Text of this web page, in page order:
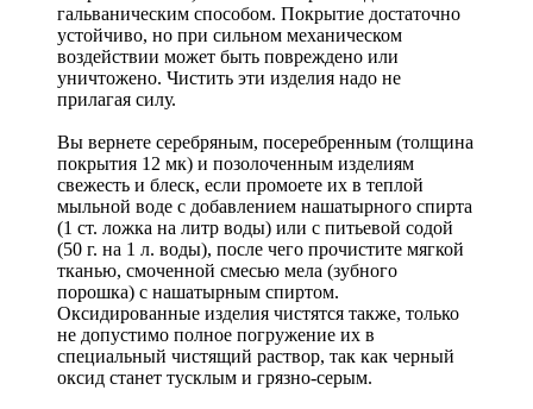
гальваническим способом. Покрытие достаточно
устойчиво, но при сильном механическом
воздействии может быть повреждено или
уничтожено. Чистить эти изделия надо не
прилагая силу.
Вы вернете серебряным, посеребренным (толщина
покрытия 12 мк) и позолоченным изделиям
свежесть и блеск, если промоете их в теплой
мыльной воде с добавлением нашатырного спирта
(1 ст. ложка на литр воды) или с питьевой содой
(50 г. на 1 л. воды), после чего прочистите мягкой
тканью, смоченной смесью мела (зубного
порошка) с нашатырным спиртом.
Оксидированные изделия чистятся также, только
не допустимо полное погружение их в
специальный чистящий раствор, так как черный
оксид станет тусклым и грязно-серым.